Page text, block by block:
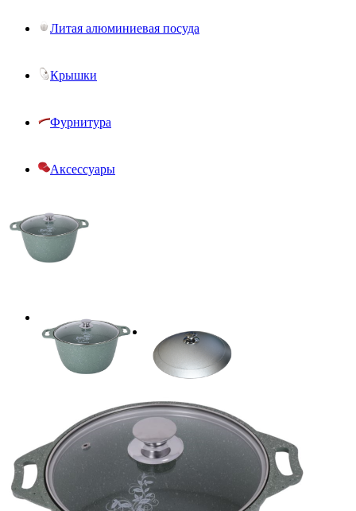
Литая алюминиевая посуда
Крышки
Фурнитура
Аксессуары